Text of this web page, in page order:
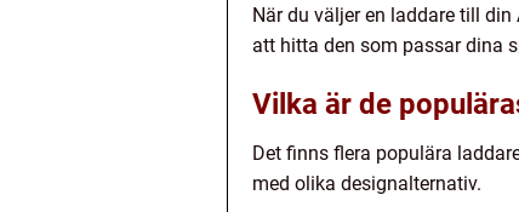
När du väljer en laddare till
att hitta den som passar dina
Vilka är de
Det finns flera populära
med olika designalternativ.